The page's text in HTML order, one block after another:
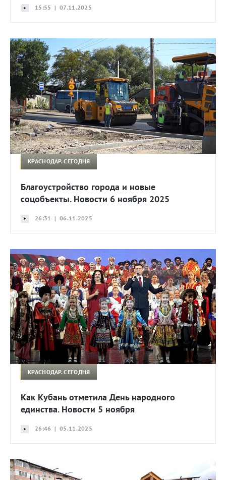
15:55 | 07.11.2025
КРАСНОДАР. СЕГОДНЯ
Благоустройство города и новые
соцобъекты. Новости 6 ноября 2025
26:31 | 06.11.2025
КРАСНОДАР. СЕГОДНЯ
Как Кубань отметила День народного
единства. Новости 5 ноября
26:46 | 05.11.2025